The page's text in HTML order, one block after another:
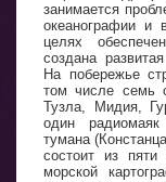
занимается
океанографии и
целях
создана
На побережье
том числе семь
Тузла, Мидия,
один
тумана
состоит из пяти
морской